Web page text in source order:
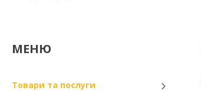
Товари та послуги